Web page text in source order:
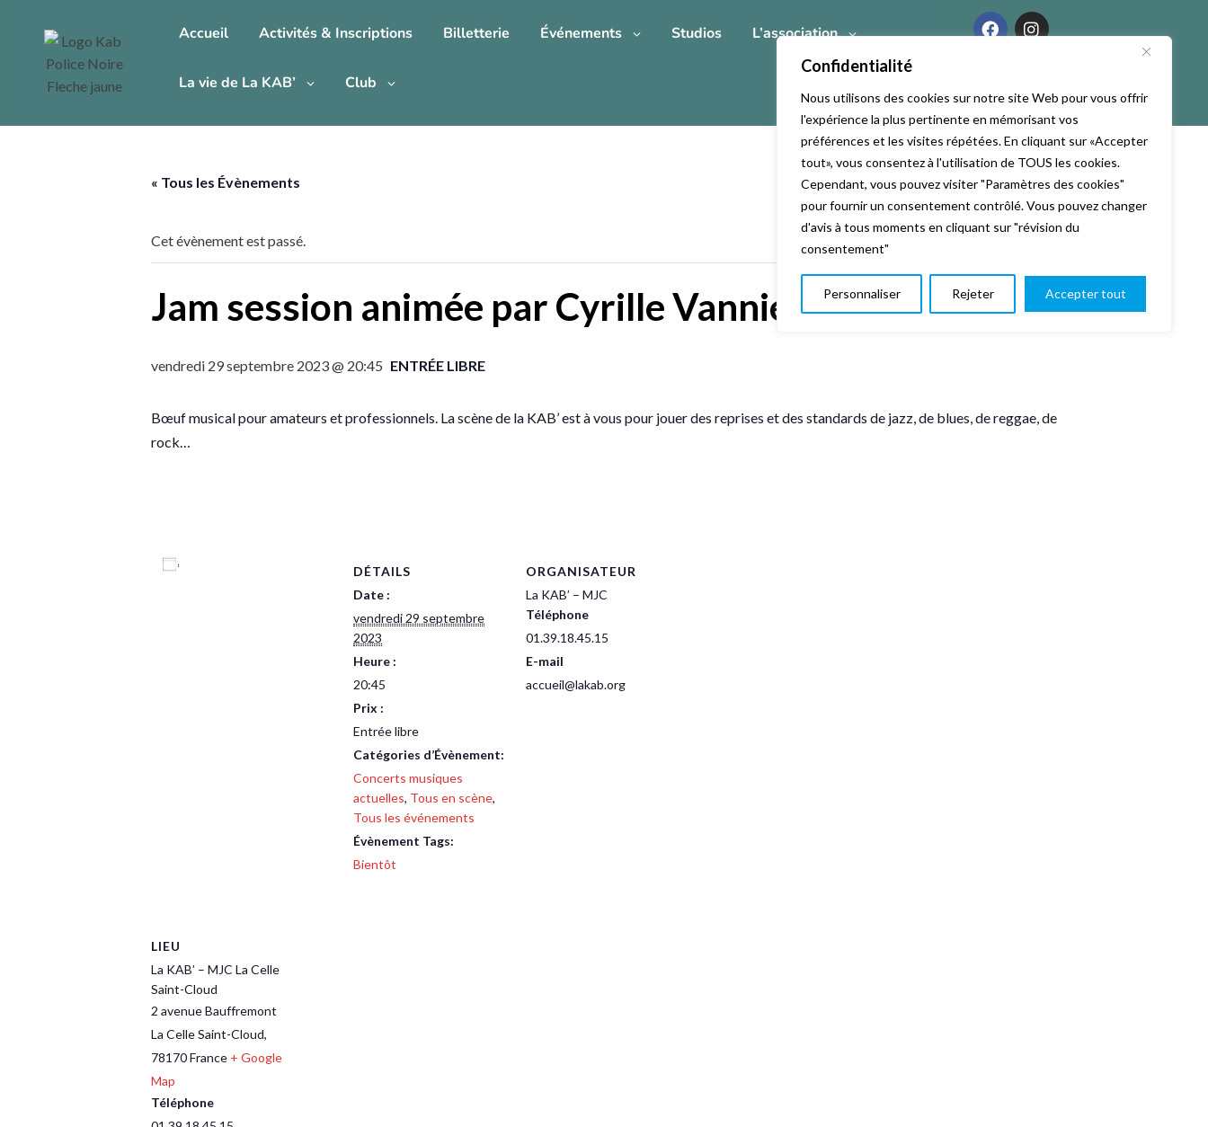
Confidentialité
Nous utilisons des cookies sur notre site Web pour vous offrir
l'expérience la plus pertinente en mémorisant vos
préférences et les visites répétées. En cliquant sur «Accepter
tout», vous consentez à l'utilisation de TOUS les cookies.
Cependant, vous pouvez visiter "Paramètres des cookies"
pour fournir un consentement contrôlé. Vous pouvez changer
d'avis à tous moments en cliquant sur "révision du
consentement"
Personnaliser Rejeter Accepter tout
Accueil Activités & Inscriptions Billetterie Événements Studios L’association
La vie de La KAB’ Club
« Tous les Évènements
Cet évènement est passé.
Jam session animée par Cyrille Vannier
vendredi 29 septembre 2023 @ 20:45 ENTRÉE LIBRE
Bœuf musical pour amateurs et professionnels. La scène de la KAB’ est à vous pour jouer des reprises et des standards de jazz, de blues, de reggae, de
rock…
DÉTAILS
Date :
vendredi 29 septembre
2023
Heure :
20:45
Prix :
Entrée libre
Catégories d’Évènement:
Concerts musiques
actuelles, Tous en scène,
Tous les événements
Évènement Tags:
Bientôt
ORGANISATEUR
La KAB’ – MJC
Téléphone
01.39.18.45.15
E-mail
accueil@lakab.org
LIEU
La KAB’ – MJC La Celle
Saint-Cloud
2 avenue Bauffremont
La Celle Saint-Cloud,
78170France + Google
Map
Téléphone